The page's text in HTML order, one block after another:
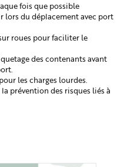
fois que possible
lors du déplacement avec port
roues pour faciliter le
des contenants avant
les charges lourdes.
prévention des risques liés à